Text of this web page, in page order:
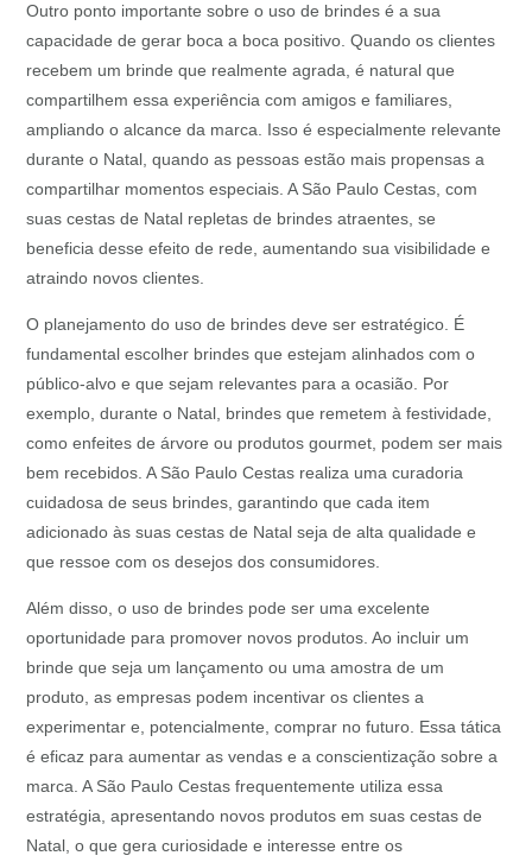
Outro ponto importante sobre o uso de brindes é a sua
capacidade de gerar boca a boca positivo. Quando os clientes
recebem um brinde que realmente agrada, é natural que
compartilhem essa experiência com amigos e familiares,
ampliando o alcance da marca. Isso é especialmente relevante
durante o Natal, quando as pessoas estão mais propensas a
compartilhar momentos especiais. A São Paulo Cestas, com
suas cestas de Natal repletas de brindes atraentes, se
beneficia desse efeito de rede, aumentando sua visibilidade e
atraindo novos clientes.
O planejamento do uso de brindes deve ser estratégico. É
fundamental escolher brindes que estejam alinhados com o
público-alvo e que sejam relevantes para a ocasião. Por
exemplo, durante o Natal, brindes que remetem à festividade,
como enfeites de árvore ou produtos gourmet, podem ser mais
bem recebidos. A São Paulo Cestas realiza uma curadoria
cuidadosa de seus brindes, garantindo que cada item
adicionado às suas cestas de Natal seja de alta qualidade e
que ressoe com os desejos dos consumidores.
Além disso, o uso de brindes pode ser uma excelente
oportunidade para promover novos produtos. Ao incluir um
brinde que seja um lançamento ou uma amostra de um
produto, as empresas podem incentivar os clientes a
experimentar e, potencialmente, comprar no futuro. Essa tática
é eficaz para aumentar as vendas e a conscientização sobre a
marca. A São Paulo Cestas frequentemente utiliza essa
estratégia, apresentando novos produtos em suas cestas de
Natal, o que gera curiosidade e interesse entre os